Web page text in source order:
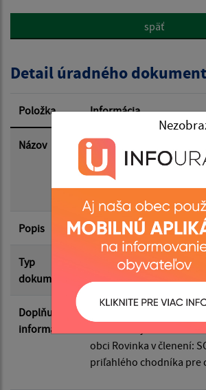
Popis:
Dátum zverejnenia od:
Dátum zverejnenia do:
späť
Detail úradného
Položka Informácia
Názov
Stavebné povolenie na
stavbu Rozšírenie
chodník na miestnej
Popis
Typ
dokumentu
Verejné vyhlášky
Doplňujúce
informácie
Rozšírenie vozovky a
na miestnej komunikácii
obci Rovinka v členení:
priľahlého chodníka pre